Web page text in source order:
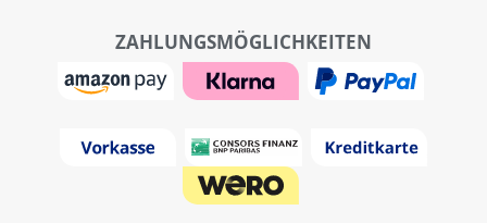
ZAHLUNGSMÖGLICHKEITEN